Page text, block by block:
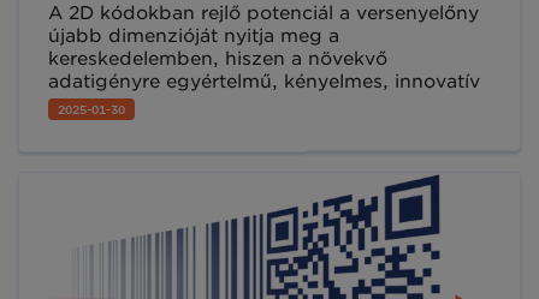
A 2D kódokban rejlő potenciál a versenyelőny
újabb dimenzióját nyitja meg a
kereskedelemben, hiszen a növekvő
adatigényre egyértelmű, kényelmes, innovatív
megoldást nyújt, és akár már holnap
elkezdhető a bevezetése! A kiskereskedelem
hogy egy közös, mindenki számára előnyös
célt kell kitűzni az iparág jövője
szempontjából: ezért döntöttek úgy, hogy
áttérnek a hagyományos, jelenleg minden
termék csomagolásán feltüntetett EAN/UPC
típusú vonalkódokról a 2D kódokra.
2025-01-30